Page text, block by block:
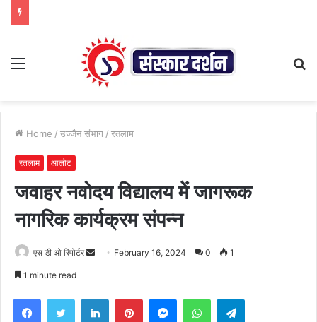
Menu
Home / उज्जैन संभाग / रतलाम
रतलाम आलोट
जवाहर नवोदय विद्यालय में जागरूक
नागरिक कार्यक्रम संपन्न
एस डी ओ रिपोर्टर
Send February 16, 2024 0 1
1 minute read
FacebookTwitter LinkedInPinterestMessengerWhatsAppTelegram